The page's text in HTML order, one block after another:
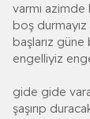
varmı azimde
boş
başlarız güne
engelliyiz
gide gide
şaşırıp